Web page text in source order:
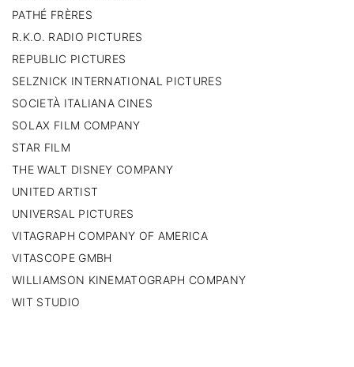
PATHÉ FRÈRES
R.K.O. RADIO PICTURES
REPUBLIC PICTURES
SELZNICK INTERNATIONAL PICTURES
SOCIETÀ ITALIANA CINES
SOLAX FILM COMPANY
STAR FILM
THE WALT DISNEY COMPANY
UNITED ARTIST
UNIVERSAL PICTURES
VITAGRAPH COMPANY OF AMERICA
VITASCOPE GMBH
WILLIAMSON KINEMATOGRAPH COMPANY
WIT STUDIO